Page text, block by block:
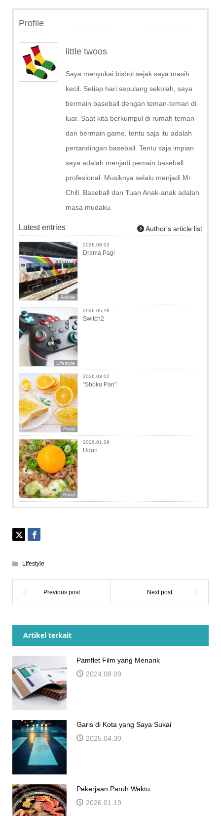
Profile
little twoos
Saya menyukai bisbol sejak saya masih
kecil. Setiap hari sepulang sekolah, saya
bermain baseball dengan teman-teman di
luar. Saat kita berkumpul di rumah teman
dan bermain game, tentu saja itu adalah
pertandingan baseball. Tentu saja impian
saya adalah menjadi pemain baseball
profesional. Musiknya selalu menjadi Mr.
Chill. Baseball dan Tuan Anak-anak adalah
masa mudaku.
Latest entries Author's article list
Anime
2026.08.03
Drama Pagi
Lifestyle
2026.05.18
Switch2
Food
2026.03.02
“Shoku Pan”
Food
2026.01.09
Udon
Lifestyle
Artikel terkait
Pamflet Film yang Menarik
2024.08.09
Garis di Kota yang Saya Sukai
2025.04.30
Pekerjaan Paruh Waktu
2026.01.19